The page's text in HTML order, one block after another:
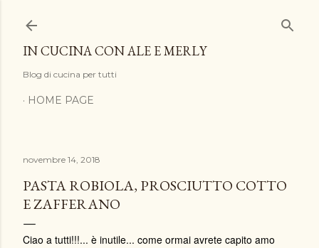
IN CUCINA CON ALE E MERLY
Blog di cucina per tutti
HOME PAGE
novembre 14, 2018
PASTA ROBIOLA, PROSCIUTTO COTTO
E ZAFFERANO
Ciao a tutti!!!... è inutile... come ormai avrete capito amo